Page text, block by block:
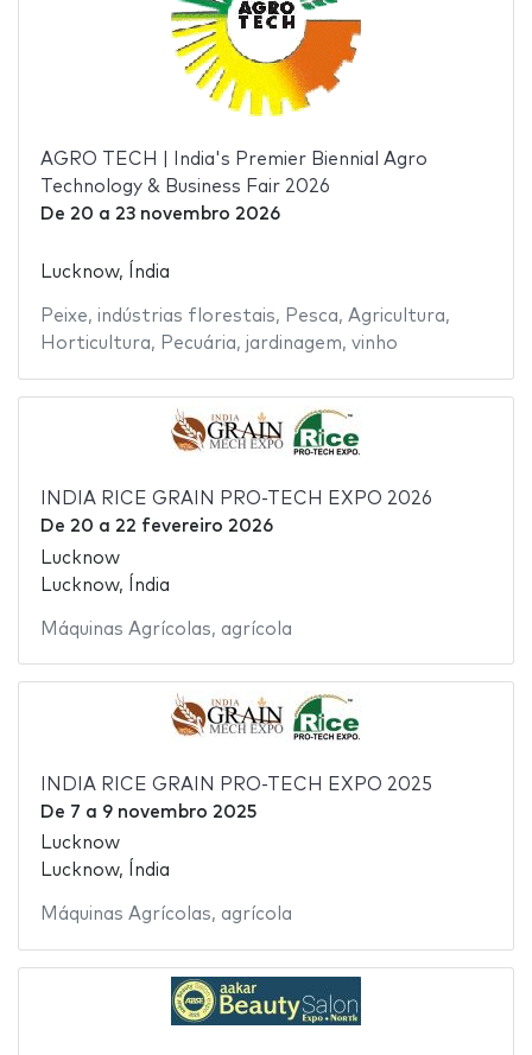
AGRO TECH | India's Premier Biennial Agro
Technology & Business Fair 2026
De 20 a 23 novembro 2026
Lucknow, Índia
Peixe, indústrias florestais, Pesca, Agricultura,
Horticultura, Pecuária, jardinagem, vinho
INDIA RICE GRAIN PRO-TECH EXPO 2026
De 20 a 22 fevereiro 2026
Lucknow
Lucknow, Índia
Máquinas Agrícolas, agrícola
INDIA RICE GRAIN PRO-TECH EXPO 2025
De 7 a 9 novembro 2025
Lucknow
Lucknow, Índia
Máquinas Agrícolas, agrícola